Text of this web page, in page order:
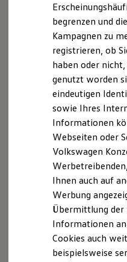
Marke und Erlebnis
Volkswagen R
R-Modelle
R Experience
Driving Experience
Volkswagen
Lifestyle Shop
T-Roc
Golf
Volkswagen
R-Kollektion
GTI Kollektion
Fußball Drop
we drive football
#wedriveproud
Besitzer und Service
myVolkswagen
Software Updates
Service und
Inspektion
Datenschutzerklärungen
Lizenzhinweise Dritter
Angaben zum Digital Services
Disclaimer von
Die in dieser
Ausstattungen können in
deutschen
teilweise
Mehrpreis.
Bitte beachten Sie auch
Übersicht der aktuell
Die angegebenen
sich nicht auf ein
begrenzen und
Kampagnen zu
registrieren, ob
haben oder
genutzt worden
eindeutigen
sowie Ihres
Informationen
Webseiten oder
Volkswagen
Ihnen auch auf
Werbung
Übermittlung der
Informationen
Cookies auch
beispielsweise